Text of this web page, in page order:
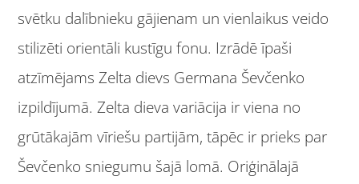
svētku dalībnieku gājienam un vienlaikus veido
stilizēti orientāli kustīgu fonu. Izrādē īpaši
atzīmējams Zelta dievs Germana Ševčenko
izpildījumā. Zelta dieva variācija ir viena no
grūtākajām vīriešu partijām, tāpēc ir prieks par
Ševčenko sniegumu šajā lomā. Oriģinālajā